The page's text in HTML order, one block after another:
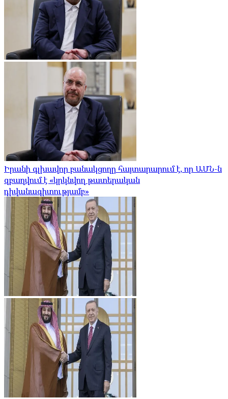
Իրանի գլխավոր բանակցողը հայտարարում է, որ ԱՄՆ-ն
զբաղվում է «կրկնվող թատերական
դիվանագիտությամբ»